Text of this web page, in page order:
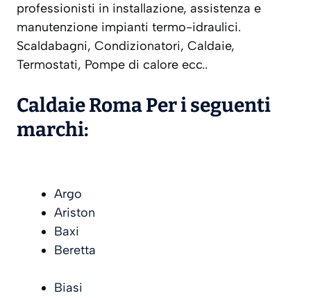
professionisti in installazione, assistenza e
manutenzione impianti termo-idraulici.
Scaldabagni, Condizionatori, Caldaie,
Termostati, Pompe di calore ecc..
Caldaie Roma Per i seguenti
marchi:
Argo
Ariston
Baxi
Beretta
Biasi